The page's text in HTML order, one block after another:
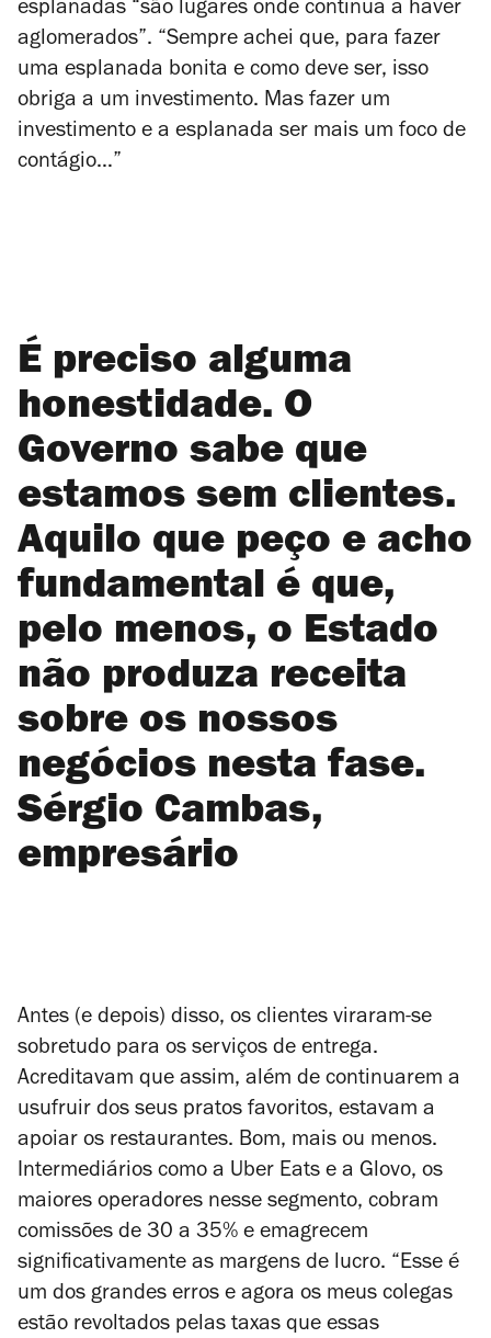
esplanadas “são lugares onde continua a haver
aglomerados”. “Sempre achei que, para fazer
uma esplanada bonita e como deve ser, isso
obriga a um investimento. Mas fazer um
investimento e a esplanada ser mais um foco de
contágio…”
É preciso alguma
honestidade. O
Governo sabe que
estamos sem clientes.
Aquilo que peço e acho
fundamental é que,
pelo menos, o Estado
não produza receita
sobre os nossos
negócios nesta fase.
Sérgio Cambas,
empresário
Antes (e depois) disso, os clientes viraram-se
sobretudo para os serviços de entrega.
Acreditavam que assim, além de continuarem a
usufruir dos seus pratos favoritos, estavam a
apoiar os restaurantes. Bom, mais ou menos.
Intermediários como a Uber Eats e a Glovo, os
maiores operadores nesse segmento, cobram
comissões de 30 a 35% e emagrecem
significativamente as margens de lucro. “Esse é
um dos grandes erros e agora os meus colegas
estão revoltados pelas taxas que essas